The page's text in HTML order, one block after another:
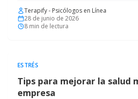
Terapify - Psicólogos en Línea
28 de junio de 2026
8 min de lectura
ESTRÉS
Tips para mejorar la salud
empresa